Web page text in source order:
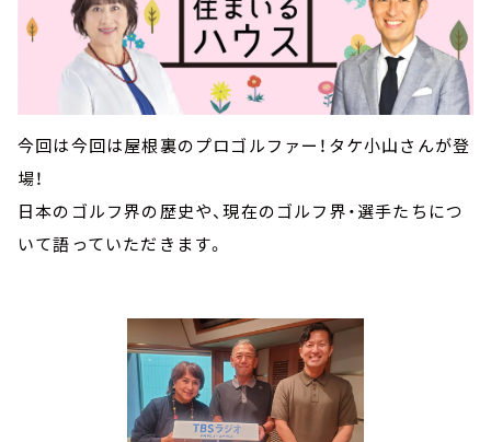
今回は今回は屋根裏のプロゴルファー！タケ小山さんが登
場！
日本のゴルフ界の歴史や、現在のゴルフ界・選手たちにつ
いて語っていただきます。